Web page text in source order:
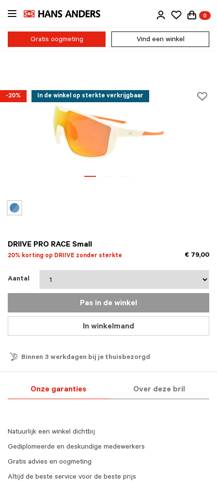
Ga
naar
inhoud
0
Gratis oogmeting Vind een winkel
-20% In de winkel op sterkte verkrijgbaar
DRIIVE PRO RACE Small
20% korting op DRIIVE zonder sterkte € 79,00
Aantal
Pas in de winkel
In winkelmand
Binnen 3 werkdagen bij je thuisbezorgd
Onze garanties Over deze bril
Natuurlijk een winkel dichtbij
Gediplomeerde en deskundige medewerkers
Gratis advies en oogmeting
Altijd de beste service voor de beste prijs